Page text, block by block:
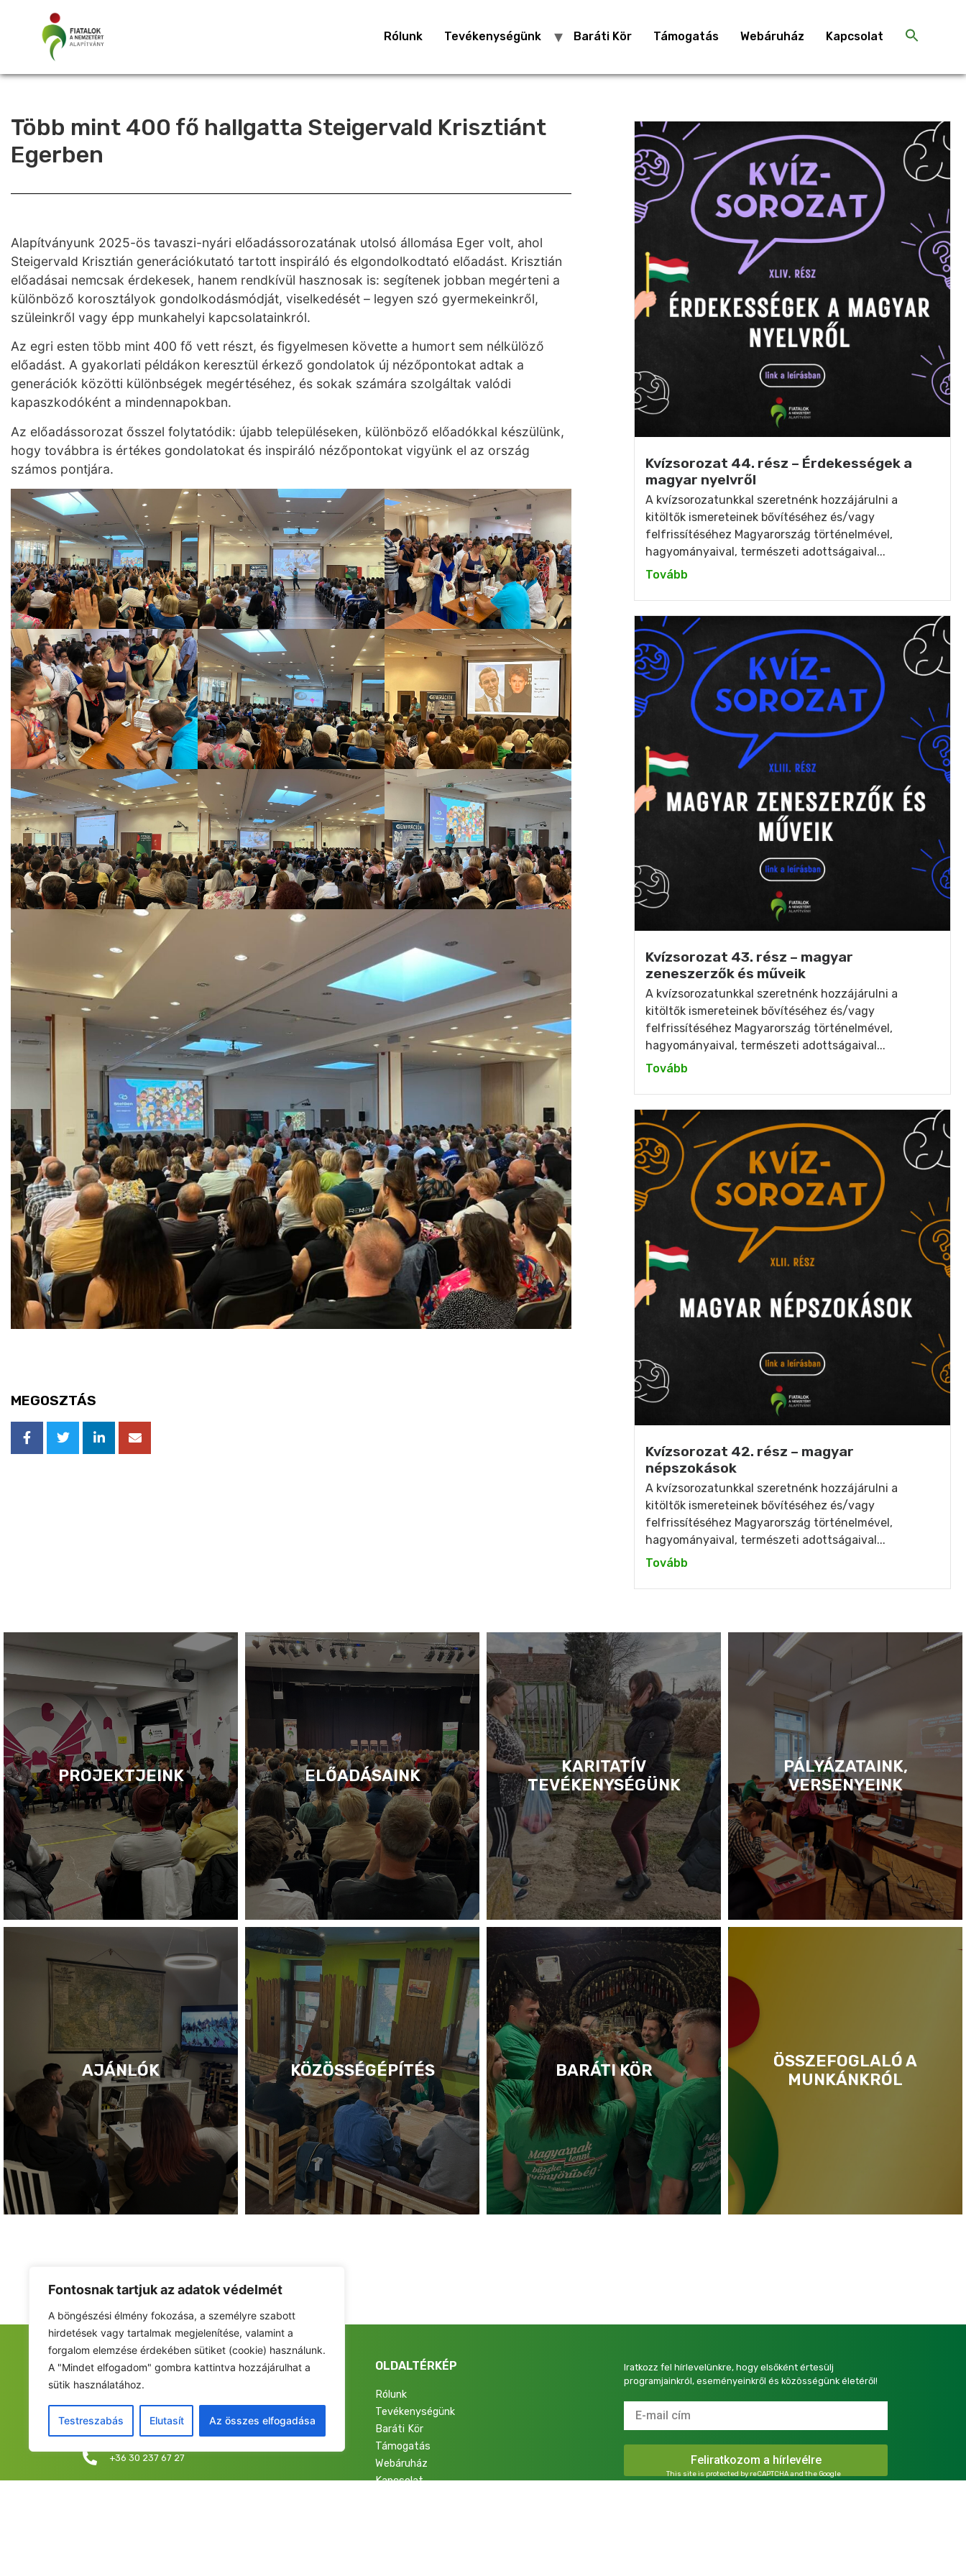
Fontosnak tartjuk az adatok védelmét
A böngészési élmény fokozása, a személyre szabott
hirdetések vagy tartalmak megjelenítése, valamint a
forgalom elemzése érdekében sütiket (cookie) használunk.
A "Mindet elfogadom" gombra kattintva hozzájárulhat a
sütik használatához.
Testreszabás Elutasít Az összes elfogadása
Rólunk Tevékenységünk Baráti Kör Támogatás Webáruház Kapcsolat
Több mint 400 fő hallgatta Steigervald Krisztiánt
Egerben
Alapítványunk 2025-ös tavaszi-nyári előadássorozatának utolsó állomása Eger volt, ahol
Steigervald Krisztián generációkutató tartott inspiráló és elgondolkodtató előadást. Krisztián
előadásai nemcsak érdekesek, hanem rendkívül hasznosak is: segítenek jobban megérteni a
különböző korosztályok gondolkodásmódját, viselkedését – legyen szó gyermekeinkről,
szüleinkről vagy épp munkahelyi kapcsolatainkról.
Az egri esten több mint 400 fő vett részt, és figyelmesen követte a humort sem nélkülöző
előadást. A gyakorlati példákon keresztül érkező gondolatok új nézőpontokat adtak a
generációk közötti különbségek megértéséhez, és sokak számára szolgáltak valódi
kapaszkodóként a mindennapokban.
Az előadássorozat ősszel folytatódik: újabb településeken, különböző előadókkal készülünk,
hogy továbbra is értékes gondolatokat és inspiráló nézőpontokat vigyünk el az ország
számos pontjára.
MEGOSZTÁS
Kvízsorozat 44. rész – Érdekességek a
magyar nyelvről
A kvízsorozatunkkal szeretnénk hozzájárulni a
kitöltők ismereteinek bővítéséhez és/vagy
felfrissítéséhez Magyarország történelmével,
hagyományaival, természeti adottságaival...
Tovább
Kvízsorozat 43. rész – magyar
zeneszerzők és műveik
A kvízsorozatunkkal szeretnénk hozzájárulni a
kitöltők ismereteinek bővítéséhez és/vagy
felfrissítéséhez Magyarország történelmével,
hagyományaival, természeti adottságaival...
Tovább
Kvízsorozat 42. rész – magyar
népszokások
A kvízsorozatunkkal szeretnénk hozzájárulni a
kitöltők ismereteinek bővítéséhez és/vagy
felfrissítéséhez Magyarország történelmével,
hagyományaival, természeti adottságaival...
Tovább
PROJEKTJEINK ELŐADÁSAINK
KARITATÍV
TEVÉKENYSÉGÜNK
PÁLYÁZATAINK,
VERSENYEINK
AJÁNLÓK KÖZÖSSÉGÉPÍTÉS BARÁTI KÖR
ÖSSZEFOGLALÓ A
MUNKÁNKRÓL
FIATALOK A NEMZETÉRT ALAPÍTVÁNY
Levelezési cím/iroda: 1053 Budapest, Curia utca 4.
info@fiatalokanemzetert.hu
+36 30 237 67 27
OLDALTÉRKÉP
Rólunk
Tevékenységünk
Baráti Kör
Támogatás
Webáruház
Kapcsolat
Iratkozz fel hírlevelünkre, hogy elsőként értesülj
programjainkról, eseményeinkről és közösségünk életéről!
This site is protected by reCAPTCHA and the Google